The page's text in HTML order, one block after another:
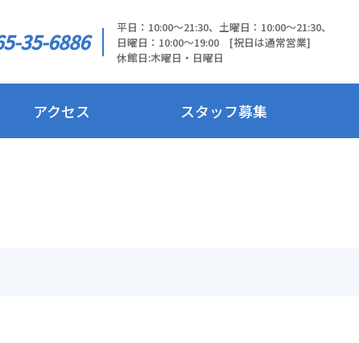
35-6886
平日：10:00～21:30、土曜日：10:00～21:30、
日曜日：10:00～19:00 [祝日は通常営業]
休館日:木曜日・日曜日
アクセス スタッフ募集